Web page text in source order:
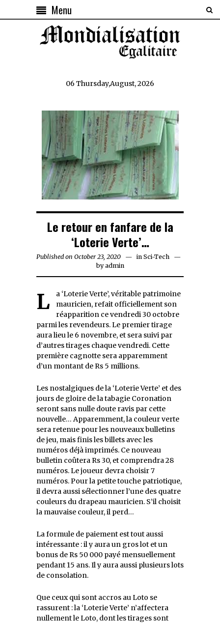
Menu
06 Thursday,August, 2026
Le retour en fanfare de la
‘Loterie Verte’…
Published on October 23, 2020 October
23,
in Sci-Tech
byadmin
La ‘Loterie Verte’, véritable patrimoine
mauricien, refait officiellement son
réapparition ce vendredi 30 octobre
parmi les revendeurs. Le premier tirage
aura lieu le 6 novembre, et sera suivi par
d’autres tirages chaque vendredi. Cette
première cagnotte sera apparemment
d’un montant de Rs 5 millions.
Les nostalgiques de la ‘Loterie Verte’ et des
jours de gloire de la tabagie Coronation
seront sans nulle doute ravis par cette
nouvelle… Apparemment, la couleur verte
sera retenue pour les nouveaux bulletins
de jeu, mais finis les billets avec les
numéros déjà imprimés. Ce nouveau
bulletin coûtera Rs 30, et comprendra 28
numéros. Le joueur devra choisir 7
numéros. Pour la petite touche patriotique,
il devra aussi sélectionner l’une des quatre
couleurs du drapeau mauricien. S’il choisit
la mauvaise couleur, il perd…
La formule de paiement est tout aussi
intéressante : il y aura un gros lot et un
bonus de Rs 50 000 payé mensuellement
pendant 15 ans. Il y aura aussi plusieurs lots
de consolation.
Que ceux qui sont accros au Loto se
rassurent : la ‘Loterie Verte’ n’affectera
nullement le Loto, dont les tirages sont